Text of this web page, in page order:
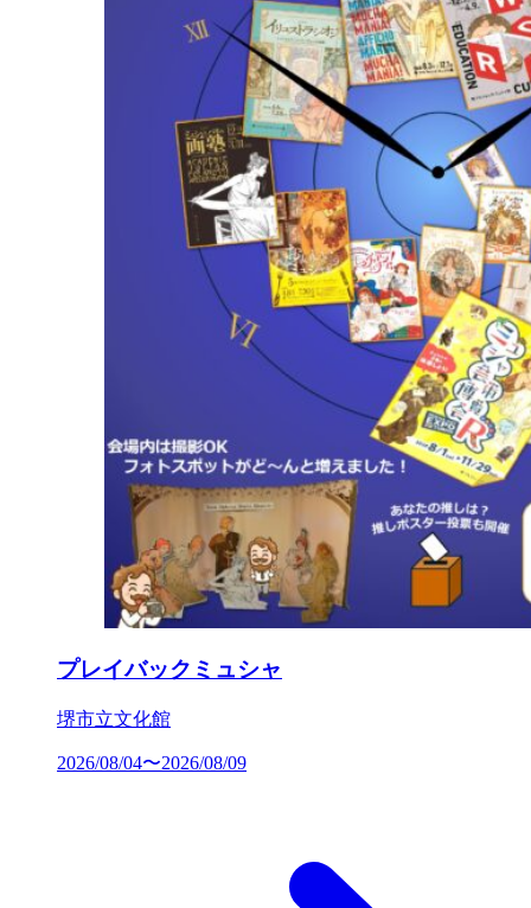
プレイバックミュシャ
堺市立文化館
2026/08/04〜2026/08/09